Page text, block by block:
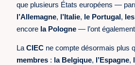
que plusieurs États européens —
l’Allemagne, l’Italie, le Portugal,
encore la Pologne — l’ont
LaCIEC ne compte désormais plus
membres : la Belgique, l’Espagne,